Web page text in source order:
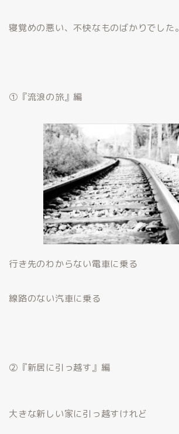
寝覚めの悪い、不快なものばかりでした。
①『流浪の旅』編
行き先のわからない電車に乗る
線路のない汽車に乗る
②『新居に引っ越す』編
大きな新しい家に引っ越すけれど